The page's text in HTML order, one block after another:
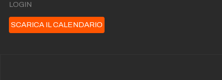
LOGIN
SCARICA IL CALENDARIO